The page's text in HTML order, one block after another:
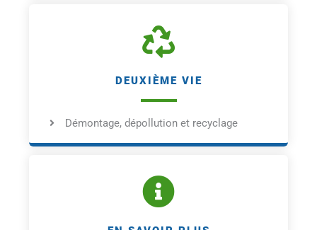
DEUXIÈME VIE
Démontage, dépollution et recyclage